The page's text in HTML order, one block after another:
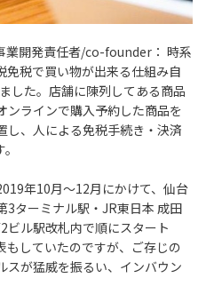
業開発責任者/co-founder： 時系
免税で買い物が出来る仕組み自
した。店舗に陳列してある商品
ンラインで購入予約した商品を
し、人による免税手続き・決済
年10月～12月にかけて、仙台
3ターミナル駅・JR東日本 成田
ビル駅改札内で順にスタート
もしていたのですが、ご存じの
スが猛威を振るい、インバウン